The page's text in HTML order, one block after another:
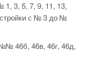
3, 5, 7, 9, 11, 13,
с № 3 до №
46б, 46в, 46г, 46д,